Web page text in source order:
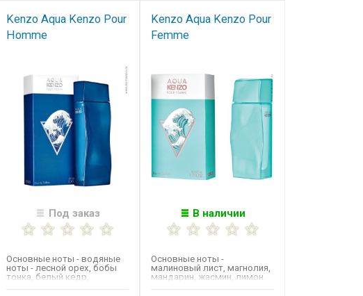
Kenzo Aqua Kenzo Pour
Homme
Под заказ
Основные ноты - водяные
ноты - лесной орех, бобы
тонка, белый кедр,
Kenzo Aqua Kenzo Pour​
Femme
В наличии
Основные ноты -
малиновый лист, магнолия,
мандарин, жасмин, лимон,